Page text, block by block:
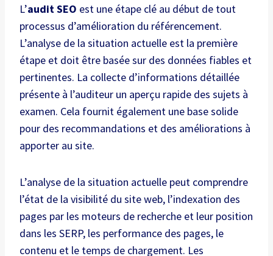
L’audit SEO est une étape clé au début de tout
processus d’amélioration du référencement.
L’analyse de la situation actuelle est la première
étape et doit être basée sur des données fiables et
pertinentes. La collecte d’informations détaillée
présente à l’auditeur un aperçu rapide des sujets à
examen. Cela fournit également une base solide
pour des recommandations et des améliorations à
apporter au site.
L’analyse de la situation actuelle peut comprendre
l’état de la visibilité du site web, l’indexation des
pages par les moteurs de recherche et leur position
dans les SERP, les performance des pages, le
contenu et le temps de chargement. Les